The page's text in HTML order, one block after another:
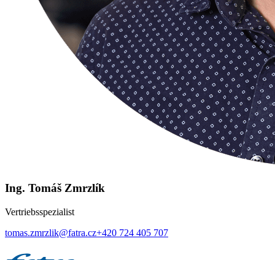
Ing. Tomáš Zmrzlík
Vertriebsspezialist
tomas.zmrzlik@fatra.cz+420 724 405 707